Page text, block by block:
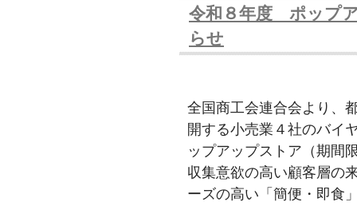
令和８年度 ポップ
らせ
全国商工会連合会より、
開する小売業４社のバイ
ップアップストア（期間
収集意欲の高い顧客層の
ーズの高い「簡便・即食